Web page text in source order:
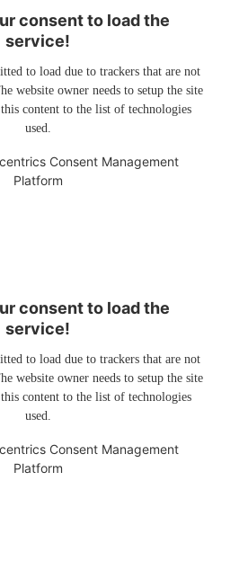
consent to load the
service!
to load due to trackers that are not
website owner needs to setup the site
content to the list of technologies
used.
Consent Management
Platform
consent to load the
service!
to load due to trackers that are not
website owner needs to setup the site
content to the list of technologies
used.
Consent Management
Platform